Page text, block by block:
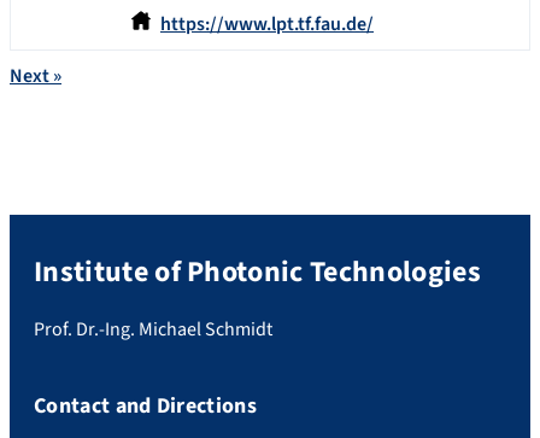
https://www.lpt.tf.fau.de/
Next»
Institute of Photonic Technologies
Prof. Dr.-Ing. Michael Schmidt
Contact and Directions